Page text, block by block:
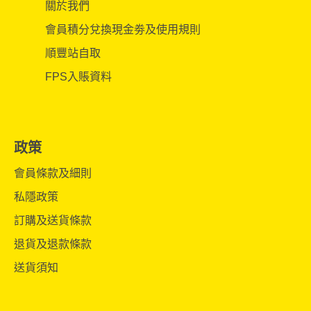
關於我們
會員積分兌換現金劵及使用規則
順豐站自取
FPS入賬資料
政策
會員條款及細則
私隱政策
訂購及送貨條款
退貨及退款條款
送貨須知